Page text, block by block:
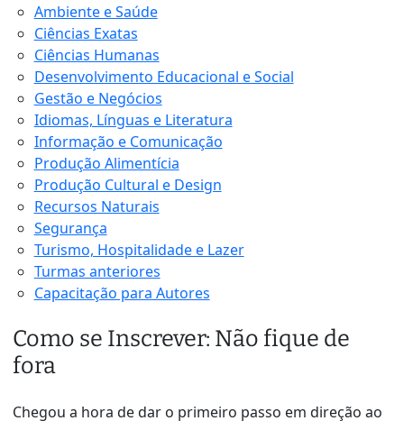
Ambiente e Saúde
Ciências Exatas
Ciências Humanas
Desenvolvimento Educacional e Social
Gestão e Negócios
Idiomas, Línguas e Literatura
Informação e Comunicação
Produção Alimentícia
Produção Cultural e Design
Recursos Naturais
Segurança
Turismo, Hospitalidade e Lazer
Turmas anteriores
Capacitação para Autores
Como se Inscrever: Não fique de
fora
Chegou a hora de dar o primeiro passo em direção ao